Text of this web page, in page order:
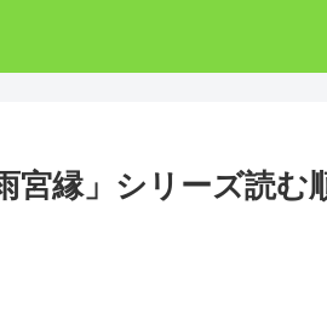
宮縁」シリーズ読む